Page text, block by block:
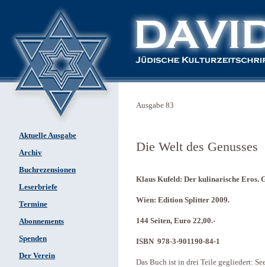
Aktuelle Ausgabe
Archiv
Buchrezensionen
Leserbriefe
Termine
Abonnements
Spenden
Der Verein
Ausgabe 83
Die Welt des Genusses
Klaus Kufeld: Der kulinarische Eros.
Wien: Edition Splitter 2009.
144 Seiten, Euro 22,00.-
ISBN 978-3-901190-84-1
Das Buch ist in drei Teile gegliedert: